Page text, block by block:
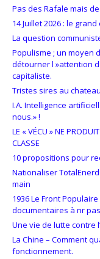
Pas des Rafale mais
14 Juillet 2026 : le
La question
Populisme ; un moyen
détourner l »attention
capitaliste.
Tristes sires au
I.A. Intelligence
nous.» !
LE « VÉCU » NE
CLASSE
10 propositions pour
Nationaliser
main
1936 Le Front
documentaires à nr
Une vie de lutte contre
La Chine – Comment
fonctionnement.